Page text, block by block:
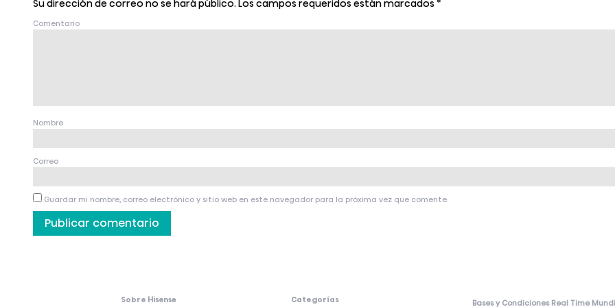
Su dirección de correo no se hará público. Los campos requeridos están marcados *
Comentario
Nombre
Correo
Guardar mi nombre, correo electrónico y sitio web en este navegador para la próxima vez que comente.
Sobre Hisense Categorías Bases y Condiciones Real Time